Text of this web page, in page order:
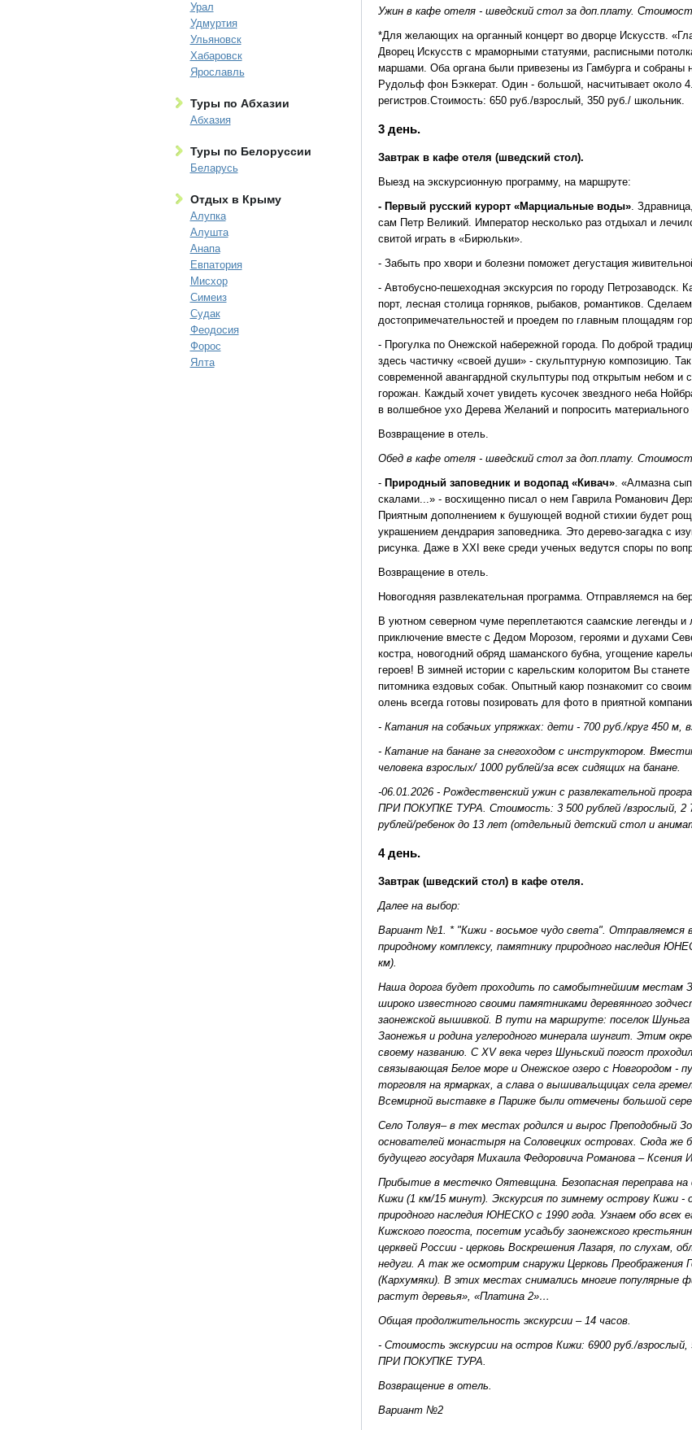
Урал
Удмуртия
Ульяновск
Хабаровск
Ярославль
Туры по Абхазии
Абхазия
Туры по Белоруссии
Беларусь
Отдых в Крыму
Алупка
Алушта
Анапа
Евпатория
Мисхор
Симеиз
Судак
Феодосия
Форос
Ялта
Ужин в кафе отеля - шведский стол за доп.плату.
*Для желающих на органный концерт во дворце Искусств.
Дворец Искусств с мраморными статуями, расписными
маршами. Оба органа были привезены из Гамбурга и
Рудольф фон Бэккерат. Один - большой, насчитывает около
регистров.Стоимость: 650 руб./взрослый, 350 руб./ школьник.
3 день.
Завтрак в кафе отеля (шведский стол).
Выезд на экскурсионную программу, на маршруте:
- Первый русский курорт «Марциальные воды».
сам Петр Великий. Император несколько раз отдыхал и
свитой играть в «Бирюльки».
- Забыть про хвори и болезни поможет дегустация
- Автобусно-пешеходная экскурсия по городу Петрозаводск.
порт, лесная столица горняков, рыбаков, романтиков.
достопримечательностей и проедем по главным площадям
- Прогулка по Онежской набережной города. По доброй
здесь частичку «своей души» - скульптурную композицию.
современной авангардной скульптуры под открытым небом и
горожан. Каждый хочет увидеть кусочек звездного неба
в волшебное ухо Дерева Желаний и попросить
Возвращение в отель.
Обед в кафе отеля - шведский стол за доп.плату.
- Природный заповедник и водопад «Кивач». «Алмазна
скалами...» - восхищенно писал о нем Гаврила Романович
Приятным дополнением к бушующей водной стихии будет
украшением дендрария заповедника. Это дерево-загадка с
рисунка. Даже в XXI веке среди ученых ведутся споры по
Возвращение в отель.
Новогодняя развлекательная программа. Отправляемся на
В уютном северном чуме переплетаются саамские легенды
приключение вместе с Дедом Морозом, героями и духами
костра, новогодний обряд шаманского бубна, угощение
героев! В зимней истории с карельским колоритом Вы
питомника ездовых собак. Опытный каюр познакомит со
олень всегда готовы позировать для фото в приятной
- Катания на собачьих упряжках: дети - 700 руб./круг 450 м,
- Катание на банане за снегоходом с инструктором.
человека взрослых/ 1000 рублей/за всех сидящих на банане.
-06.01.2026 - Рождественский ужин с развлекательной
ПРИ ПОКУПКЕ ТУРА. Стоимость: 3 500 рублей /взрослый, 2
рублей/ребенок до 13 лет (отдельный детский стол и
4 день.
Завтрак (шведский стол) в кафе отеля.
Далее на выбор:
Вариант №1. * "Кижи - восьмое чудо света". Отправляемся
природному комплексу, памятнику природного наследия
км).
Наша дорога будет проходить по самобытнейшим местам
широко известного своими памятниками деревянного
заонежской вышивкой. В пути на маршруте: поселок Шуньга
Заонежья и родина углеродного минерала шунгит. Этим
своему названию. С XV века через Шуньский погост
связывающая Белое море и Онежское озеро с Новгородом -
торговля на ярмарках, а слава о вышивальщицах села
Всемирной выставке в Париже были отмечены большой
Село Толвуя– в тех местах родился и вырос Преподобный
основателей монастыря на Соловецких островах. Сюда же
будущего государя Михаила Федоровича Романова –
Прибытие в местечко Оятевщина. Безопасная переправа на
Кижи (1 км/15 минут). Экскурсия по зимнему острову Кижи -
природного наследия ЮНЕСКО с 1990 года. Узнаем обо всех
Кижского погоста, посетим усадьбу заонежского
церквей России - церковь Воскрешения Лазаря, по слухам,
недуги. А так же осмотрим снаружи Церковь Преображения
(Кархумяки). В этих местах снимались многие популярные
растут деревья», «Платина 2»…
Общая продолжительность экскурсии – 14 часов.
- Стоимость экскурсии на остров Кижи: 6900 руб./
ПРИ ПОКУПКЕ ТУРА.
Возвращение в отель.
Вариант №2